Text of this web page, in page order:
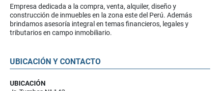
Empresa dedicada a la compra, venta, alquiler, diseño y
construcción de inmuebles en la zona este del Perú. Además
brindamos asesoría integral en temas financieros, legales y
tributarios en campo inmobiliario.